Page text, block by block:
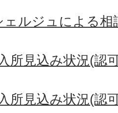
ェルジュによる相
所見込み状況(認
所見込み状況(認